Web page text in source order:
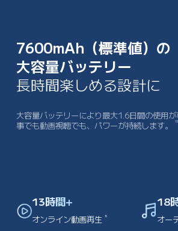
7600mAh（標準値）の
大容量バッテリー
長時間楽しめる設計に
大容量バッテリーにより最大1.6日間の使用
事でも動画視聴でも、パワーが持続します。
13
13時間+
オンライン動画再生 6
18
オー